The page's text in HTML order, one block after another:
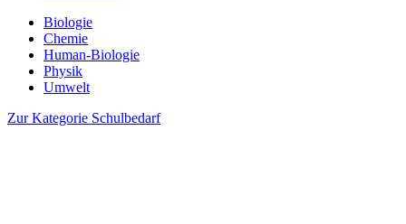
Biologie
Chemie
Human-Biologie
Physik
Umwelt
Zur Kategorie Schulbedarf